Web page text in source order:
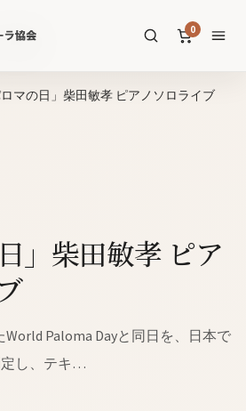
0
39
ロマの日」柴田敏孝 ピアノソロライブ
」柴田敏孝 ピア
Paloma Dayと同日を、日本で
定し、テキ…